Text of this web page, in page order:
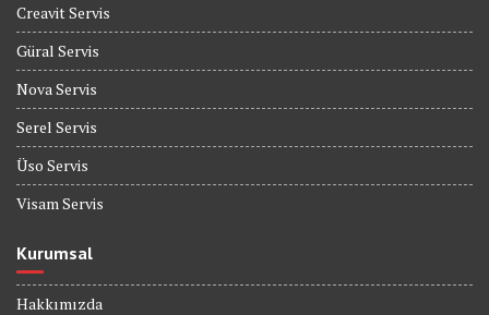
Creavit Servis
Güral Servis
Nova Servis
Serel Servis
Üso Servis
Visam Servis
Kurumsal
Hakkımızda